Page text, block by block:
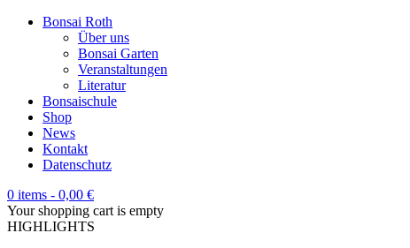
Bonsai Roth
Über uns
Bonsai Garten
Veranstaltungen
Literatur
Bonsaischule
Shop
News
Kontakt
Datenschutz
0 items - 0,00 €
Your shopping cart is empty
HIGHLIGHTS